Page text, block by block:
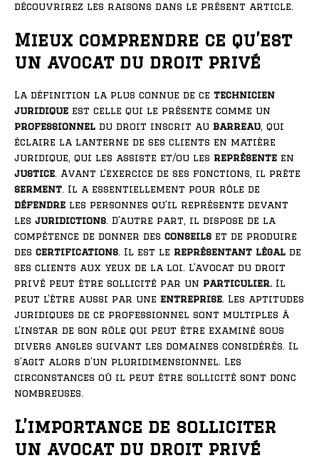
découvrirez les raisons dans le présent article.
Mieux comprendre ce qu’est
un avocat du droit privé
La définition la plus connue de ce technicien
juridique est celle qui le présente comme un
professionnel du droit inscrit au barreau , qui
éclaire la lanterne de ses clients en matière
juridique, qui les assiste et/ou les représente en
justice. Avant l’exercice de ses fonctions, il prête
serment. Il a essentiellement pour rôle de
défendre les personnes qu’il représente devant
les juridictions. D’autre part, il dispose de la
compétence de donner des conseils et de produire
des certifications. Il est le représentant légal de
ses clients aux yeux de la loi. L’avocat du droit
privé peut être sollicité par un particulier. Il
peut l’être aussi par une entreprise. Les aptitudes
juridiques de ce professionnel sont multiples à
l’instar de son rôle qui peut être examiné sous
divers angles suivant les domaines considérés. Il
s’agit alors d’un pluridimensionnel. Les
circonstances où il peut être sollicité sont donc
nombreuses.
L’importance de solliciter
un avocat du droit privé